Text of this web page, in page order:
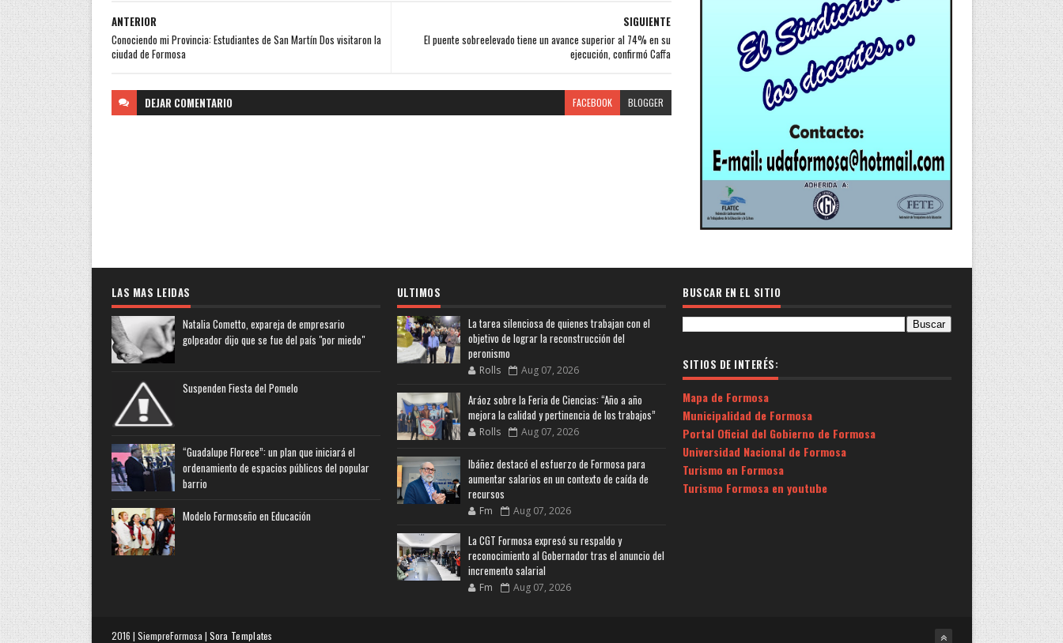
SIGUIENTE
El puente sobreelevado tiene un avance superior al 74% en su
ejecución, confirmó Caffa
ANTERIOR
Conociendo mi Provincia: Estudiantes de San Martín Dos visitaron la
ciudad de Formosa
DEJAR COMENTARIO FACEBOOK BLOGGER
LAS MAS LEIDAS
Natalia Cometto, expareja de empresario
golpeador dijo que se fue del país "por miedo"
Suspenden Fiesta del Pomelo
“Guadalupe Florece”: un plan que iniciará el
ordenamiento de espacios públicos del popular
barrio
Modelo Formoseño en Educación
ULTIMOS
La tarea silenciosa de quienes trabajan con el
objetivo de lograr la reconstrucción del
peronismo
Rolls Aug 07, 2026
Aráoz sobre la Feria de Ciencias: “Año a año
mejora la calidad y pertinencia de los trabajos”
Rolls Aug 07, 2026
Ibáñez destacó el esfuerzo de Formosa para
aumentar salarios en un contexto de caída de
recursos
Fm Aug 07, 2026
La CGT Formosa expresó su respaldo y
reconocimiento al Gobernador tras el anuncio del
incremento salarial
Fm Aug 07, 2026
BUSCAR EN EL SITIO
SITIOS DE INTERÉS:
Mapa de Formosa
Municipalidad de Formosa
Portal Oficial del Gobierno de Formosa
Universidad Nacional de Formosa
Turismo en Formosa
Turismo Formosa en youtube
2016 | SiempreFormosa | Sora Templates